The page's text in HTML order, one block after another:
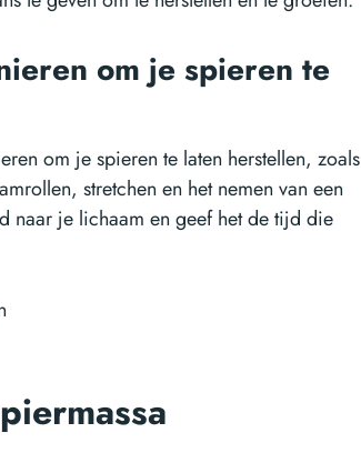
om je spieren te
om je spieren te laten herstellen, zoals
stretchen en het nemen van een
naar je lichaam en geef het de tijd die